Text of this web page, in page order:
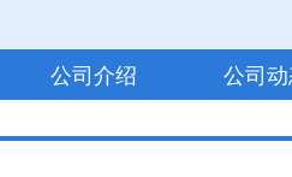
公司介绍 公司动